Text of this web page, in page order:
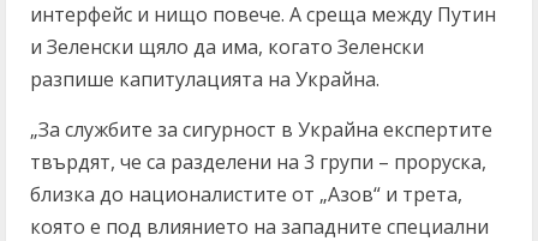
интерфейс и нищо повече. А среща между Путин
и Зеленски щяло да има, когато Зеленски
разпише капитулацията на Украйна.
„За службите за сигурност в Украйна експертите
твърдят, че са разделени на 3 групи – проруска,
близка до националистите от „Азов“ и трета,
която е под влиянието на западните специални